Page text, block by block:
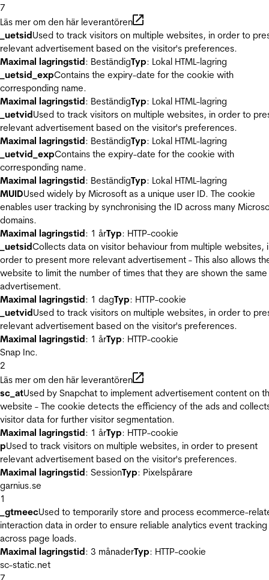
7
Läs mer om den här leverantören
_uetsidUsed to track visitors on multiple websites, in order to
relevant advertisement based on the visitor's preferences.
Maximal lagringstid: BeständigTyp: Lokal HTML-lagring
_uetsid_expContains the expiry-date for the cookie with
corresponding name.
Maximal lagringstid: BeständigTyp: Lokal HTML-lagring
_uetvidUsed to track visitors on multiple websites, in order to
relevant advertisement based on the visitor's preferences.
Maximal lagringstid: BeständigTyp: Lokal HTML-lagring
_uetvid_expContains the expiry-date for the cookie with
corresponding name.
Maximal lagringstid: BeständigTyp: Lokal HTML-lagring
MUIDUsed widely by Microsoft as a unique user ID. The cookie
enables user tracking by synchronising the ID across many
domains.
Maximal lagringstid: 1 årTyp: HTTP-cookie
_uetsidCollects data on visitor behaviour from multiple websites,
order to present more relevant advertisement - This also allows
website to limit the number of times that they are shown the same
advertisement.
Maximal lagringstid: 1 dagTyp: HTTP-cookie
_uetvidUsed to track visitors on multiple websites, in order to
relevant advertisement based on the visitor's preferences.
Maximal lagringstid: 1 årTyp: HTTP-cookie
Snap Inc.
2
Läs mer om den här leverantören
sc_atUsed by Snapchat to implement advertisement content on
website - The cookie detects the efficiency of the ads and
visitor data for further visitor segmentation.
Maximal lagringstid: 1 årTyp: HTTP-cookie
pUsed to track visitors on multiple websites, in order to present
relevant advertisement based on the visitor's preferences.
Maximal lagringstid: SessionTyp: Pixelspårare
garnius.se
1
_gtmeecUsed to temporarily store and process ecommerce-
interaction data in order to ensure reliable analytics event tracking
across page loads.
Maximal lagringstid: 3 månaderTyp: HTTP-cookie
sc-static.net